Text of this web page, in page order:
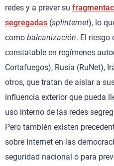
redes y a prever su
segregadas (splinternet), lo
como balcanización. El riesgo
constatable en regímenes
Cortafuegos), Rusia (RuNet),
otros, que tratan de aislar a
influencia exterior que pueda
uso interno de las redes
Pero también existen
sobre Internet en las
seguridad nacional o para